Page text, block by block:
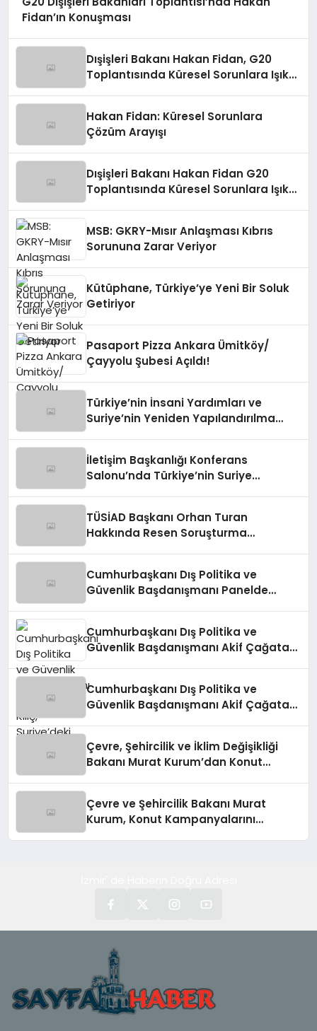
Fidan’ın Konuşması
Dışişleri Bakanı Hakan Fidan, G20
Toplantısında Küresel Sorunlara Işık
Hakan Fidan: Küresel Sorunlara
Çözüm Arayışı
Dışişleri Bakanı Hakan Fidan G20
Toplantısında Küresel Sorunlara Işık
MSB: GKRY-Mısır Anlaşması Kıbrıs
Sorununa Zarar Veriyor
Kütüphane, Türkiye’ye Yeni Bir Soluk
Getiriyor
Pasaport Pizza Ankara Ümitköy/
Çayyolu Şubesi Açıldı!
Türkiye’nin İnsani Yardımları ve
Suriye’nin Yeniden Yapılandırılma
İletişim Başkanlığı Konferans
Salonu’nda Türkiye’nin Suriye
TÜSİAD Başkanı Orhan Turan
Hakkında Resen Soruşturma
Cumhurbaşkanı Dış Politika ve
Güvenlik Başdanışmanı Panelde
Cumhurbaşkanı Dış Politika ve
Güvenlik Başdanışmanı Akif Çağatay
Cumhurbaşkanı Dış Politika ve
Güvenlik Başdanışmanı Akif Çağatay
Çevre, Şehircilik ve İklim Değişikliği
Bakanı Murat Kurum’dan Konut
Çevre ve Şehircilik Bakanı Murat
Kurum, Konut Kampanyalarını